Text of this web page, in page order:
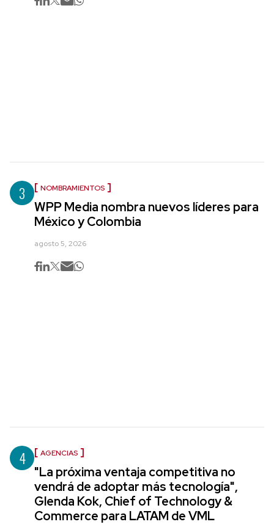
3 NOMBRAMIENTOS
WPP Media nombra nuevos líderes para
México y Colombia
agosto 5, 2026
4 AGENCIAS
"La próxima ventaja competitiva no
vendrá de adoptar más tecnología",
Glenda Kok, Chief of Technology &
Commerce para LATAM de VML